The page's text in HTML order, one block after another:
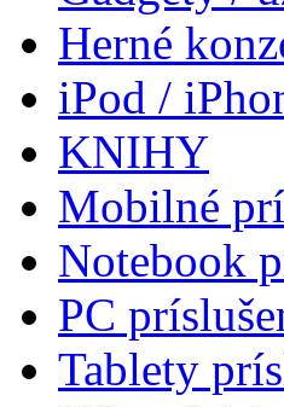
Herné
iPod /
KNIHY
Mobilné
Notebook
PC
Tablety